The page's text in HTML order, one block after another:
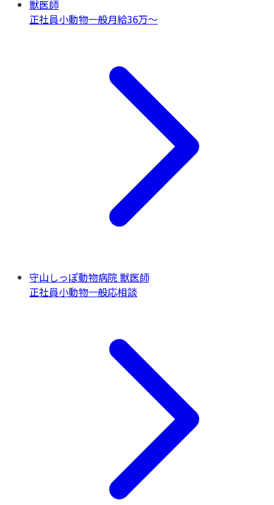
獣医師
正社員小動物一般月給36万〜
守山しっぽ動物病院 獣医師
正社員小動物一般応相談